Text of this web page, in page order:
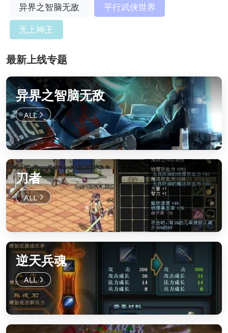
异界之智脑无敌
平行武侠世界
无上神王
最新上线专题
异界之智脑无敌
刀者
逆天兵魂